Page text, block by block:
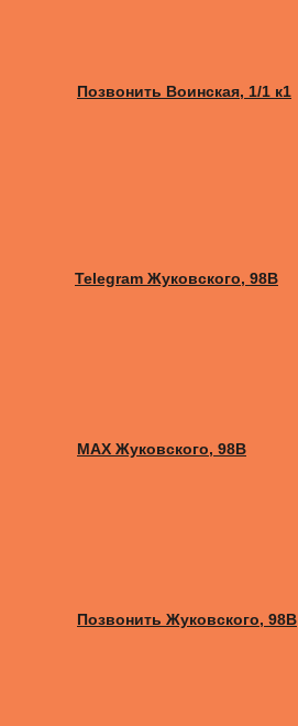
Позвонить Воинская, 1/1 к1
Telegram Жуковского, 98B
MAX Жуковского, 98B
Позвонить Жуковского, 98B